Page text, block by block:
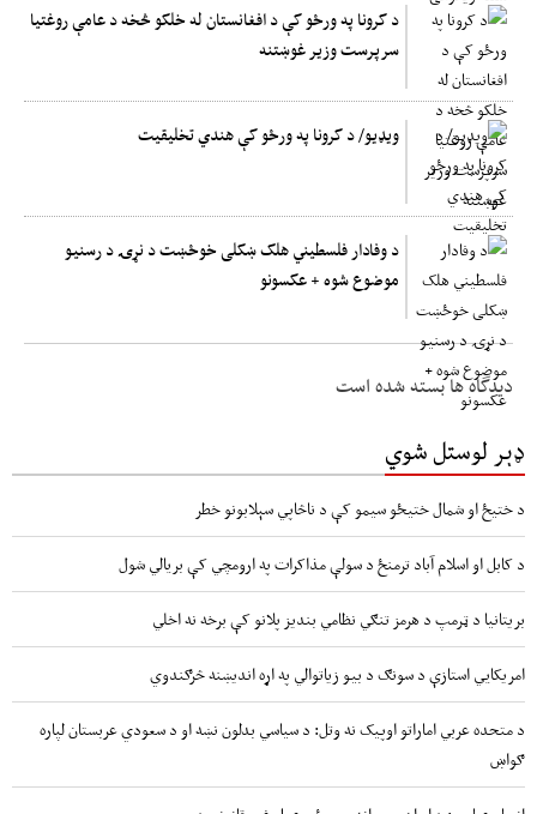
د کرونا په ورځو کې د افغانستان له خلکو څخه د عامې روغتیا
سرپرست وزیر غوښتنه
ویډیو/ د کرونا په ورځو کې هندي تخلیقیت
د وفادار فلسطیني هلک ښکلی خوځښت د نړۍ د رسنیو
موضوع شوه + عکسونو
دیدگاه ها بسته شده است
ډېر لوستل شوي
د ختیځ او شمال ختیځو سیمو کې د ناڅاپي سېلابونو خطر
د کابل او اسلام آباد ترمنځ د سولې مذاکرات په ارومچي کې بريالي شول
بریتانیا د ټرمپ د هرمز تنګي نظامي بندیز پلانو کې برخه نه اخلي
امریکايي استازې د سونګ د بیو زیاتوالي په اړه اندیښنه څرګندوي
د متحده عربي اماراتو اوپیک نه وتل: د سیاسي بدلون نښه او د سعودي عربستان لپاره
ګواښ